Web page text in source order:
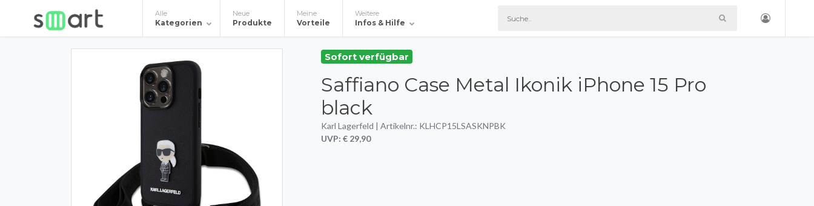
Alle
Kategorien
Neue
Produkte
Meine
Vorteile
Weitere
Infos & Hilfe
Sofort verfügbar
Saffiano Case Metal Ikonik iPhone 15 Pro
black
Karl Lagerfeld | Artikelnr.: KLHCP15LSASKNPBK
UVP: € 29,90